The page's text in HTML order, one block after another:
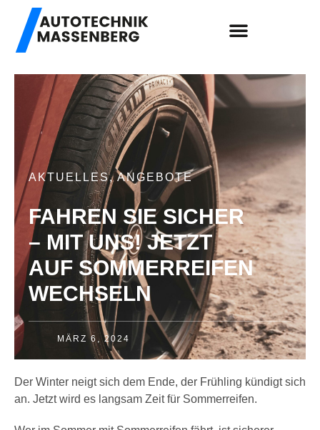
AKTUELLES, ANGEBOTE
FAHREN SIE SICHER
– MIT UNS! JETZT
AUF SOMMERREIFEN
WECHSELN
MÄRZ 6, 2024
Der Winter neigt sich dem Ende, der Frühling kündigt sich
an. Jetzt wird es langsam Zeit für Sommerreifen.